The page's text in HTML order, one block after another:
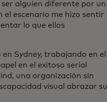
alguien diferente por un
escenario me hizo sentir
lo que ellos
Sydney, trabajando en el
en el exitoso serial
una organización sin
visual abrazar su